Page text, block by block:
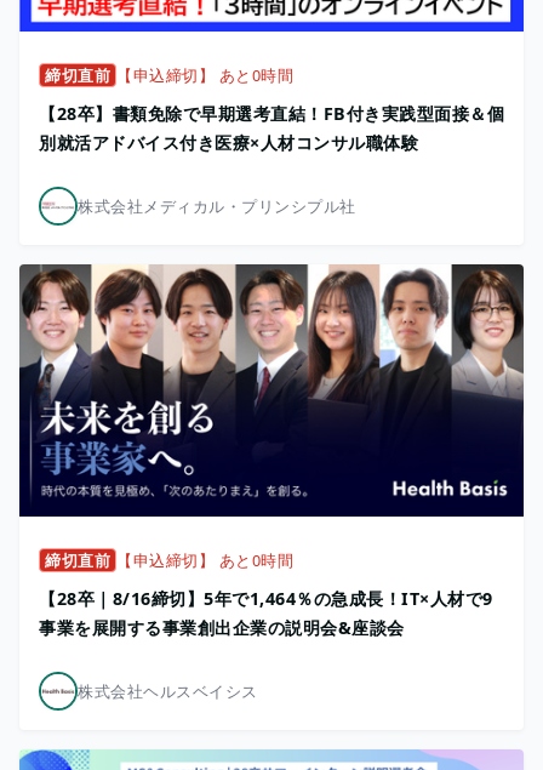
締切直前 【申込締切】 あと0時間
【28卒】書類免除で早期選考直結！FB付き実践型面接＆個
別就活アドバイス付き医療×人材コンサル職体験
株式会社メディカル・プリンシプル社
締切直前 【申込締切】 あと0時間
【28卒｜8/16締切】5年で1,464％の急成長！IT×人材で9
事業を展開する事業創出企業の説明会&座談会
株式会社ヘルスベイシス